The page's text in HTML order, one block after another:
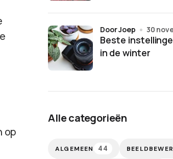
op
Beste
in de winter
door Joep 30
Alle categorieën
ALGEMEEN 44